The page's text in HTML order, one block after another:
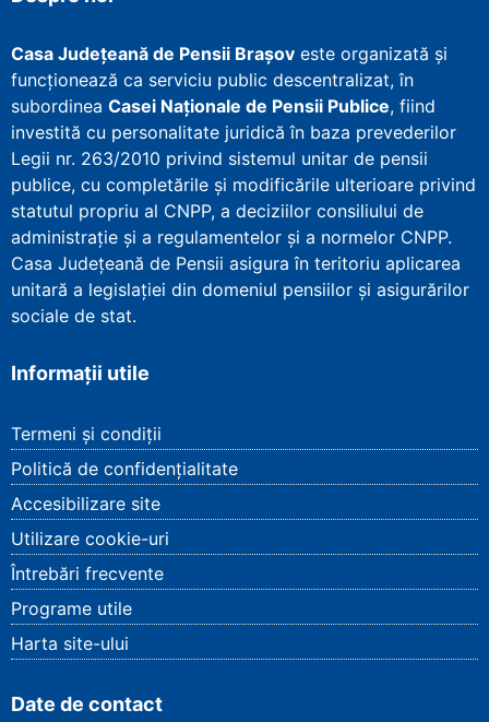
Casa Județeană de Pensii Brașov este organizată și
funcționează ca serviciu public descentralizat, în
subordinea Casei Naționale de Pensii Publice, fiind
investită cu personalitate juridică în baza prevederilor
Legii nr. 263/2010 privind sistemul unitar de pensii
publice, cu completările și modificările ulterioare privind
statutul propriu al CNPP, a deciziilor consiliului de
administrație și a regulamentelor și a normelor CNPP.
Casa Județeană de Pensii asigura în teritoriu aplicarea
unitară a legislației din domeniul pensiilor și asigurărilor
sociale de stat.
Informații utile
Termeni și condiții
Politică de confidențialitate
Accesibilizare site
Utilizare cookie-uri
Întrebări frecvente
Programe utile
Harta site-ului
Date de contact